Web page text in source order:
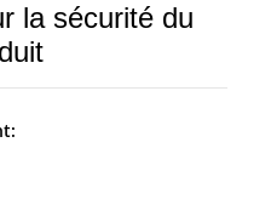
la sécurité du